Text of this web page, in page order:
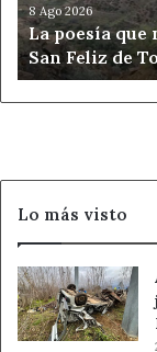
se
da
cita
en
San
8 Ago 2026
La poesía que
San Feliz de
Lo más visto